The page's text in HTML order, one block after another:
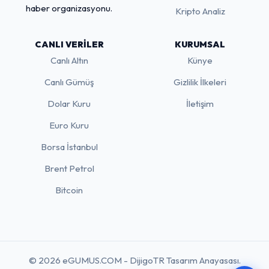
haber organizasyonu.
Kripto Analiz
CANLI VERILER
Canlı Altın
Canlı Gümüş
Dolar Kuru
Euro Kuru
Borsa İstanbul
Brent Petrol
Bitcoin
KURUMSAL
Künye
Gizlilik İlkeleri
İletişim
© 2026 eGUMUS.COM - DijigoTR Tasarım Anayasası.